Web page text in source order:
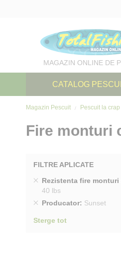
MAGAZIN ONLINE DE
CATALOG
Magazin Pescuit Pescuit la crap
Fire monturi
FILTRE APLICATE
Rezistenta fire monturi
40 lbs
Sterge
produs
Producator
Sunset
Sterge
Sterge tot